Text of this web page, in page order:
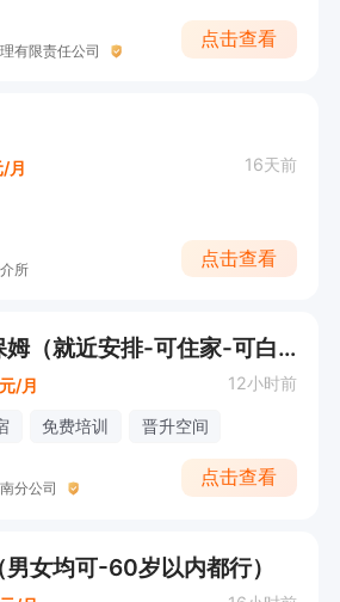
有限责任公司
点击查看
/月 16天前
所
点击查看
接送孩子做饭保姆（就近安排-可住家-可白班）
元/月 12小时前
免费培训 晋升空间
分公司
点击查看
女均可-60岁以内都行）